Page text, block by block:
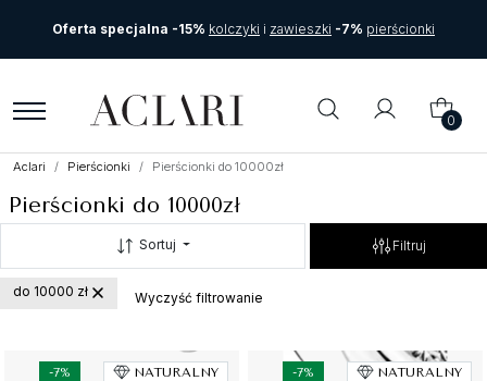
Oferta specjalna -15% kolczyki i zawieszki -7% pierścionki
0
Aclari Pierścionki Pierścionki do 10000zł
Pierścionki do 10000zł
do 10000 zł Wyczyść filtrowanie
Sortuj Filtruj
-7% NATURALNY -7% NATURALNY